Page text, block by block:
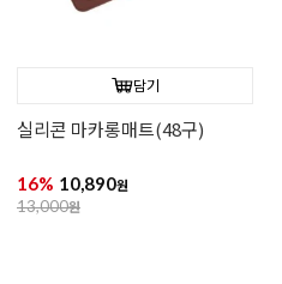
담기
실리콘 마카롱매트(48구)
16% 10,890원
13,000원